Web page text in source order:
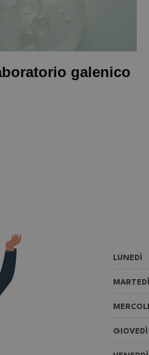
galenico
LUNEDÌ
MARTEDÌ
GIOVEDÌ